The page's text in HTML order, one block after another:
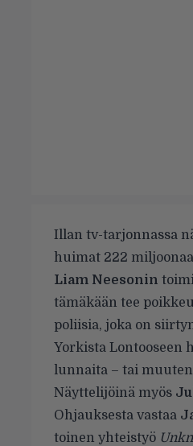
Illan tv-tarjonnassa
huimat 222
Liam Neesonin
tämäkään tee
poliisia, joka on
Yorkista Lontooseen
lunnaita – tai
Näyttelijöinä myös
Ohjauksesta vastaa
toinen yhteistyö